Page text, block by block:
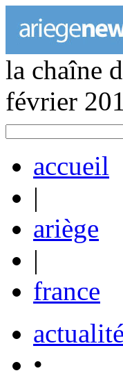
la chaîne
février
accueil
|
ariège
|
france
•